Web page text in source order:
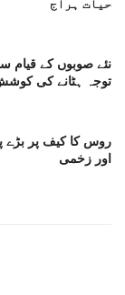
حیات ہراج
نئے صوبوں کے
توجہ ہٹانے کی
روس کا کیف پر بڑے
اور زخمی